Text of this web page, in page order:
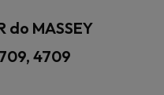
do MASSEY
4709